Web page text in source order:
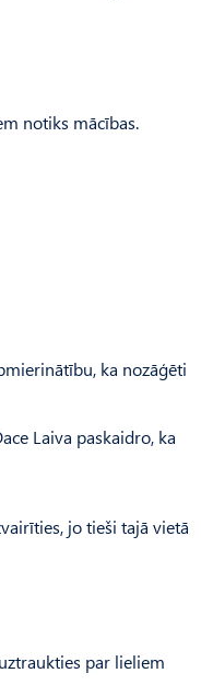
notiks mācības.
ka nozāģēti
Laiva paskaidro, ka
jo tieši tajā vietā
par lieliem